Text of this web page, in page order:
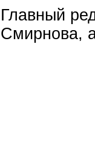
Главный
Смирнова,